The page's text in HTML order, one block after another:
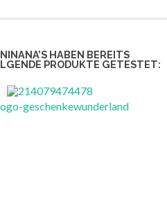
HABEN BEREITS
PRODUKTE GETESTET: